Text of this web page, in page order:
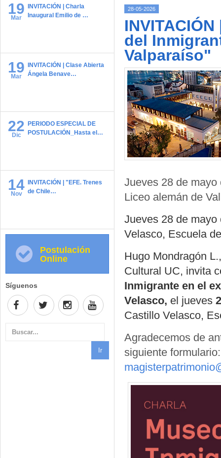
19
Mar
INVITACIÓN | Charla
Inaugural Emilio de …
19
Mar
INVITACIÓN | Clase Abierta
Ángela Benave…
22
Dic
PERIODO ESPECIAL DE
POSTULACIÓN_Hasta el…
14
Nov
INVITACIÓN | "EFE. Trenes
de Chile…
Postulación
Online
Síguenos
28-05-2026
del
Valparaíso"
Jueves 28 de
Liceo alemán de
Jueves 28 de
Velasco, Escuela
Hugo Mondragón
Cultural UC, invita
Inmigrante en el
Velasco, el jueves
Castillo Velasco,
Agradecemos de
siguiente